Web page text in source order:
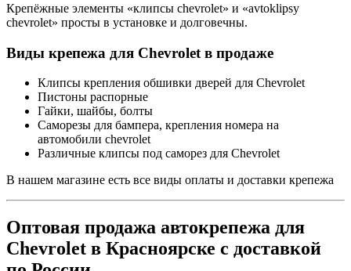
Крепёжные элементы «клипсы chevrolet» и «avtoklipsy
chevrolet» просты в установке и долговечны.
Виды крепежа для Chevrolet в продаже
Клипсы крепления обшивки дверей для Chevrolet
Пистоны распорные
Гайки, шайбы, болты
Саморезы для бампера, крепления номера на
автомобили chevrolet
Различные клипсы под саморез для Chevrolet
В нашем магазине есть все виды оплаты и доставки крепежа
Оптовая продажа автокрепежа для
Chevrolet в Красноярске с доставкой